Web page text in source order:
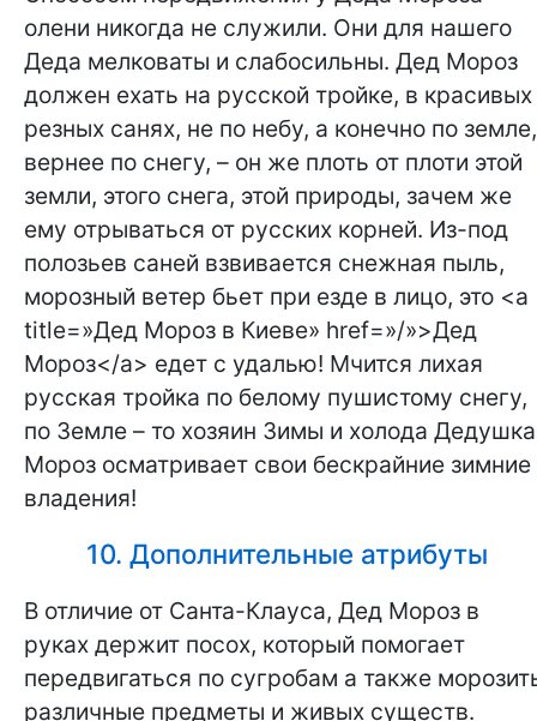
олени никогда не служили. Они для нашего
Деда мелковаты и слабосильны. Дед Мороз
должен ехать на русской тройке, в красивых
резных санях, не по небу, а конечно по земле,
вернее по снегу, – он же плоть от плоти этой
земли, этого снега, этой природы, зачем же
ему отрываться от русских корней. Из-под
полозьев саней взвивается снежная пыль,
морозный ветер бьет при езде в лицо, это <a
title=»Дед Мороз в Киеве» href=»/»>Дед
Мороз</a> едет с удалью! Мчится лихая
русская тройка по белому пушистому снегу,
по Земле – то хозяин Зимы и холода Дедушка
Мороз осматривает свои бескрайние зимние
владения!
10. Дополнительные атрибуты
В отличие от Санта-Клауса, Дед Мороз в
руках держит посох, который помогает
передвигаться по сугробам а также
различные предметы и живых существ.